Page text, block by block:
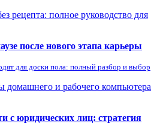
рецепта: полное руководство для
после нового этапа карьеры
для доски пола: полный разбор и выбор
домашнего и рабочего компьютера
с юридических лиц: стратегия